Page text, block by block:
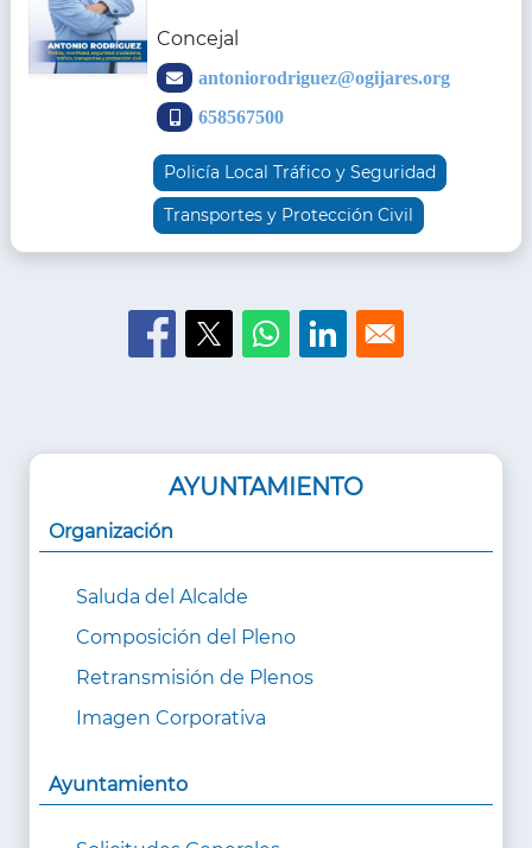
AYUNTAMIENTO
Organización
Saluda del Alcalde
Composición del Pleno
Retransmisión de Plenos
Imagen Corporativa
Ayuntamiento
Concejal
Emailantoniorodriguez@ogijares.org
Teléfonos658567500
Policía Local Tráfico y Seguridad
Transportes y Protección Civil